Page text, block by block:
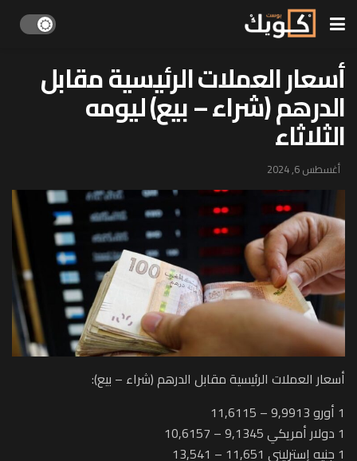
أسعار العملات الرئيسية مقابل
الدرهم (شراء – بيع) ليومه
الثلاثاء
أغسطس 6, 2024
أسعار العملات الرئيسية مقابل الدرهم (شراء – بيع):
1 أورو 9,9913 – 11,6115
1 دولار أمريكي 9,1345 – 10,6157
1 جنيه إسترليني 11,651 – 13,541